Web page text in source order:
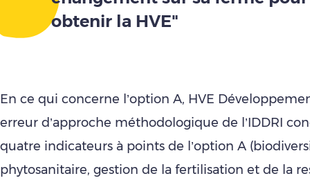
obtenir la HVE"
En ce qui concerne l’option A, HVE
erreur d’approche méthodologique de l’IDDRI
quatre indicateurs à points de l’option A
phytosanitaire, gestion de la fertilisation et de la